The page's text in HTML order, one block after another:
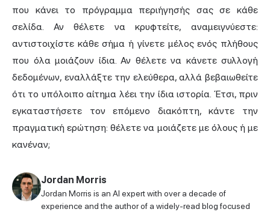
που κάνει το πρόγραμμα περιήγησής σας σε κάθε
σελίδα. Αν θέλετε να κρυφτείτε, αναμειγνύεστε:
αντιστοιχίστε κάθε σήμα ή γίνετε μέλος ενός πλήθους
που όλα μοιάζουν ίδια. Αν θέλετε να κάνετε συλλογή
δεδομένων, εναλλάξτε την ελεύθερα, αλλά βεβαιωθείτε
ότι το υπόλοιπο αίτημα λέει την ίδια ιστορία. Έτσι, πριν
εγκαταστήσετε τον επόμενο διακόπτη, κάντε την
πραγματική ερώτηση: θέλετε να μοιάζετε με όλους ή με
κανέναν;
Jordan Morris
Jordan Morris is an AI expert with over a decade of
experience and the author of a widely-read blog focused